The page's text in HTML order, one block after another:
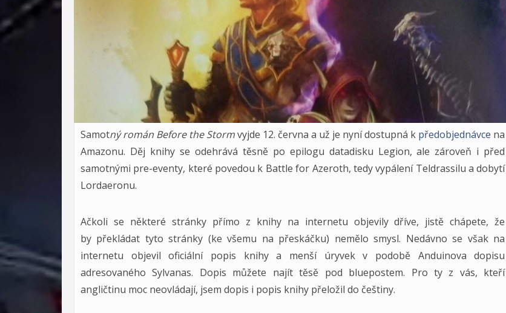
Samotný román Before the Stormvyjde 12. června a už je nyní dostupná k předobjednávce na
Amazonu. Děj knihy se odehrává těsně po epilogu datadisku Legion, ale zároveň i před
samotnými pre-eventy, které povedou k Battle for Azeroth, tedy vypálení Teldrassilu a dobytí
Lordaeronu.
Ačkoli se některé stránky přímo z knihy na internetu objevily dříve, jistě chápete, že
by překládat tyto stránky (ke všemu na přeskáčku) nemělo smysl. Nedávno se však na
internetu objevil oficiální popis knihy a menší úryvek v podobě Anduinova dopisu
adresovaného Sylvanas. Dopis můžete najít těsě pod bluepostem. Pro ty z vás, kteří
angličtinu moc neovládají, jsem dopis i popis knihy přeložil do češtiny.